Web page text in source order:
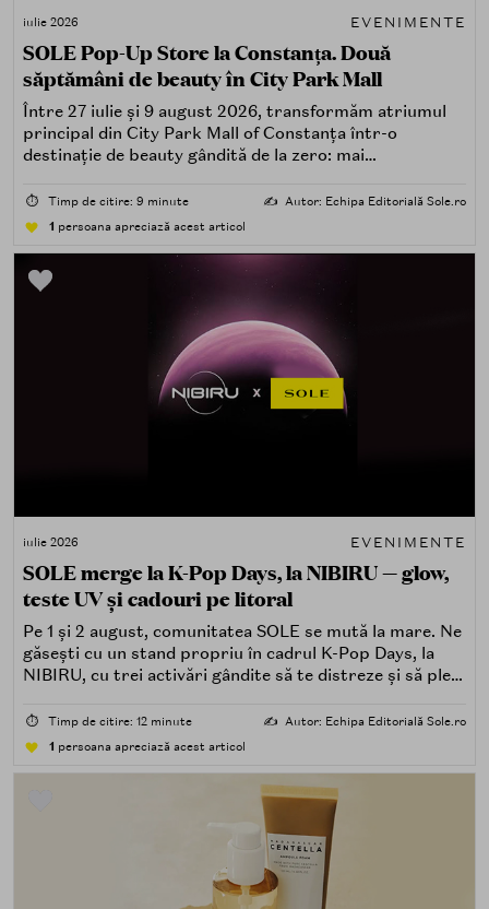
iulie 2026 EVENIMENTE
SOLE Pop-Up Store la Constanța. Două
săptămâni de beauty în City Park Mall
Între 27 iulie și 9 august 2026, transformăm atriumul
principal din City Park Mall of Constanța într-o
destinație de beauty gândită de la zero: mai
care îți place, de fapt, să descoperi produse — testând,
atingând, comparând, întrebând.
⏱️ Timp de citire: 9 minute ✍️ Autor: Echipa Editorială Sole.ro
1 persoana apreciază acest articol
iulie 2026 EVENIMENTE
SOLE merge la K-Pop Days, la NIBIRU — glow,
teste UV și cadouri pe litoral
Pe 1 și 2 august, comunitatea SOLE se mută la mare. Ne
găsești cu un stand propriu în cadrul K-Pop Days, la
NIBIRU, cu trei activări gândite să te distreze și să pleci
⏱️ Timp de citire: 12 minute ✍️ Autor: Echipa Editorială Sole.ro
1 persoana apreciază acest articol